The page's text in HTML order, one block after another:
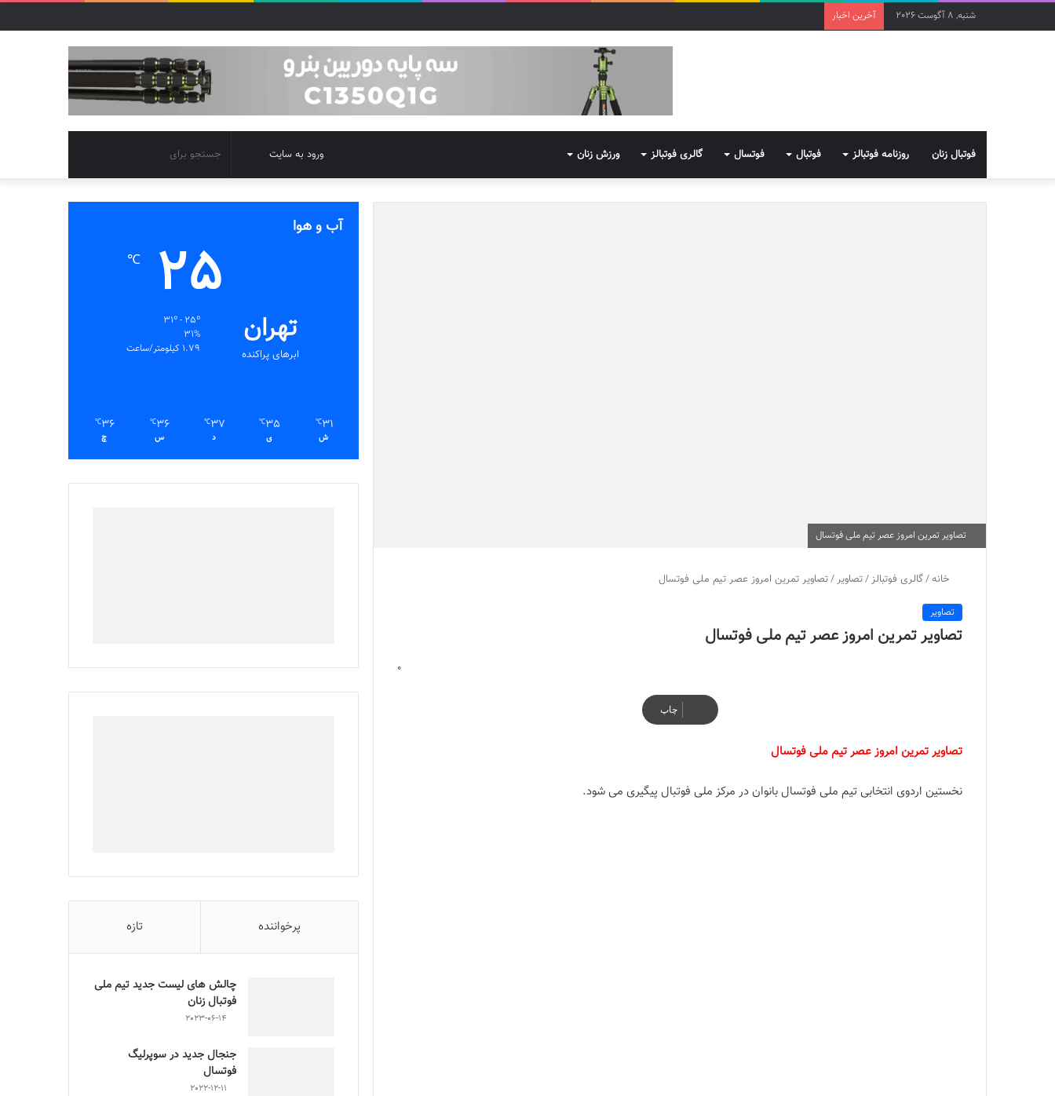
شنبه, 8 آگوست 2026 آخرین اخبار
فوتبال زنان روزنامه فوتبالز فوتبال فوتسال گالری فوتبالز ورزش زنان
برای
تغییر
پوسته
ورود به سایت
تصاویر تمرین امروز عصر تیم ملی فوتسال
خانه/گالری فوتبالز/تصاویر/تصاویر تمرین امروز عصر تیم ملی فوتسال
تصاویر
تصاویر تمرین امروز عصر تیم ملی فوتسال
0
چاپ
تصاویر تمرین امروز عصر تیم ملی فوتسال
نخستین اردوی انتخابی تیم ملی فوتسال بانوان در مرکز ملی فوتبال پیگیری می شود.
آب و هوا
تهران
ابرهای پراکنده
25
℃
31%
1.79 کیلومتر/ساعت
31
℃
ش
35
℃
ی
37
℃
د
36
℃
س
36
℃
چ
پرخواننده تازه
چالش هاى ليست جدید تيم ملى
فوتبال زنان
2023-06-14
جنجال جدید در سوپرلیگ
فوتسال
2022-12-11